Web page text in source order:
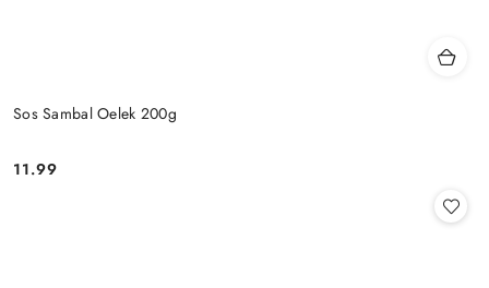
Sos Sambal Oelek 200g
Cena:
11.99